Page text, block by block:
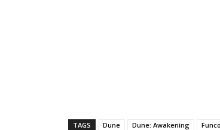
TAGS Dune Dune: Awakening